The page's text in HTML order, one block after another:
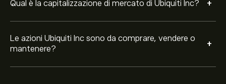
Qual è la capitalizzazione di mercato di Ubiquiti Inc? +
Le azioni Ubiquiti Inc sono da comprare, vendere o
mantenere?
+